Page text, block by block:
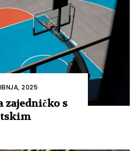
2025
zajedničko s